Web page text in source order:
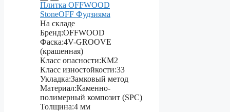
Плитка OFFWOOD
StoneOFF Фудзияма
На складе
Бренд:OFFWOOD
Фаска:4V-GROOVE
(крашенная)
Класс опасности:КМ2
Класс изностойкости:33
Укладка:Замковый метод
Материал:Каменно-
полимерный композит (SPC)
Толщина:4 мм